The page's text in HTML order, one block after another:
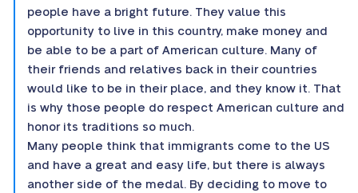
people have a bright future. They value this
opportunity to live in this country, make money and
be able to be a part of American culture. Many of
their friends and relatives back in their countries
would like to be in their place, and they know it. That
is why those people do respect American culture and
honor its traditions so much.
Many people think that immigrants come to the US
and have a great and easy life, but there is always
another side of the medal. By deciding to move to